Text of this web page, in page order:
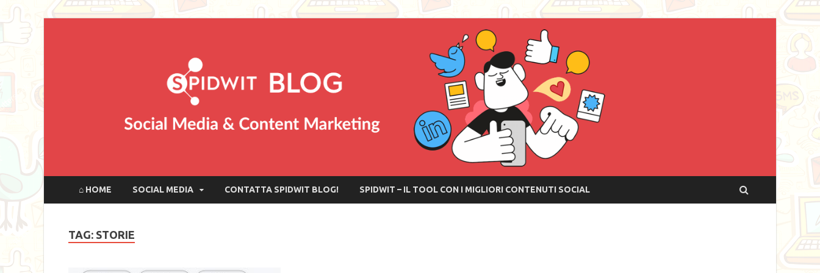
⌂ HOME SOCIAL MEDIA CONTATTA SPIDWIT BLOG! SPIDWIT – IL TOOL CON I MIGLIORI CONTENUTI SOCIAL
TAG: STORIE